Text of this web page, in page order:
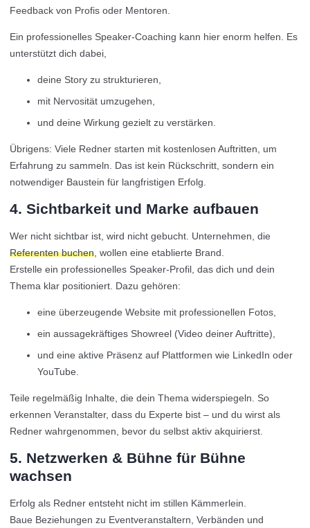
Feedback von Profis oder Mentoren.
Ein professionelles Speaker-Coaching kann hier enorm helfen. Es
unterstützt dich dabei,
deine Story zu strukturieren,
mit Nervosität umzugehen,
und deine Wirkung gezielt zu verstärken.
Übrigens: Viele Redner starten mit kostenlosen Auftritten, um
Erfahrung zu sammeln. Das ist kein Rückschritt, sondern ein
notwendiger Baustein für langfristigen Erfolg.
4. Sichtbarkeit und Marke aufbauen
Wer nicht sichtbar ist, wird nicht gebucht. Unternehmen, die
Referenten buchen , wollen eine etablierte Brand.
Erstelle ein professionelles Speaker-Profil, das dich und dein
Thema klar positioniert. Dazu gehören:
eine überzeugende Website mit professionellen Fotos,
ein aussagekräftiges Showreel (Video deiner Auftritte),
und eine aktive Präsenz auf Plattformen wie LinkedIn oder
YouTube.
Teile regelmäßig Inhalte, die dein Thema widerspiegeln. So
erkennen Veranstalter, dass du Experte bist – und du wirst als
Redner wahrgenommen, bevor du selbst aktiv akquirierst.
5. Netzwerken & Bühne für Bühne
wachsen
Erfolg als Redner entsteht nicht im stillen Kämmerlein.
Baue Beziehungen zu Eventveranstaltern, Verbänden und